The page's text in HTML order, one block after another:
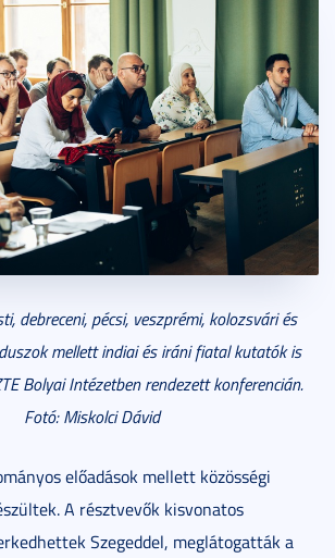
debreceni, pécsi, veszprémi, kolozsvári és
mellett indiai és iráni fiatal kutatók is
Bolyai Intézetben rendezett konferencián.
Fotó: Miskolci Dávid
előadások mellett közösségi
A résztvevők kisvonatos
Szegeddel, meglátogatták a